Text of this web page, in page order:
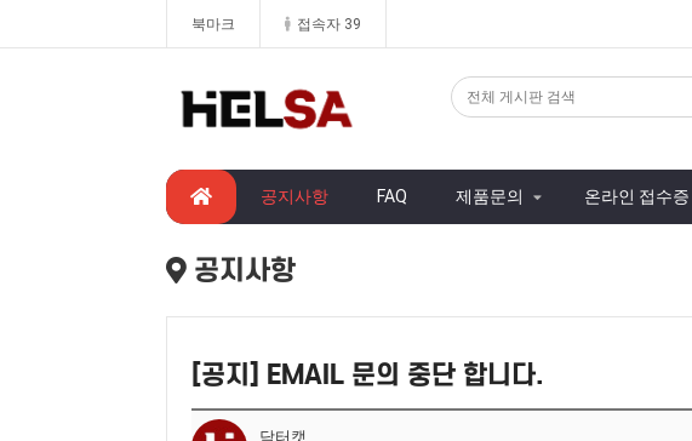
북마크 접속자 39
공지사항 FAQ 제품문의 온라인 접수증
공지사항
[공지] EMAIL 문의 중단 합니다.
닥터캣